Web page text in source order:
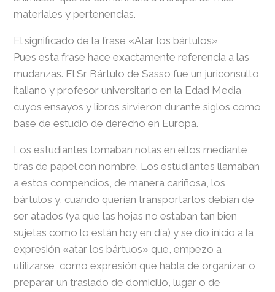
materiales y pertenencias.
El significado de la frase «Atar los bártulos»
Pues esta frase hace exactamente referencia a las
mudanzas. El Sr Bártulo de Sasso fue un juriconsulto
italiano y profesor universitario en la Edad Media
cuyos ensayos y libros sirvieron durante siglos como
base de estudio de derecho en Europa.
Los estudiantes tomaban notas en ellos mediante
tiras de papel con nombre. Los estudiantes llamaban
a estos compendios, de manera cariñosa, los
bártulos y, cuando querían transportarlos debían de
ser atados (ya que las hojas no estaban tan bien
sujetas como lo están hoy en día) y se dio inicio a la
expresión «atar los bártuos» que, empezo a
utilizarse, como expresión que habla de organizar o
preparar un traslado de domicilio, lugar o de